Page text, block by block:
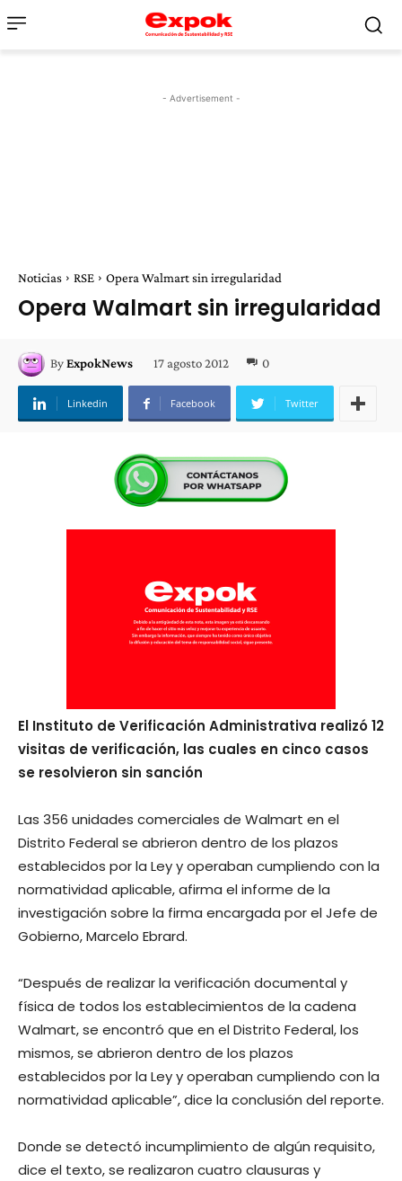
- Advertisement -
Noticias RSE Opera Walmart sin irregularidad
Opera Walmart sin irregularidad
ByExpokNews 17 agosto 2012 0
Linkedin Facebook Twitter
El Instituto de Verificación Administrativa realizó 12
visitas de verificación, las cuales en cinco casos
se resolvieron sin sanción
Las 356 unidades comerciales de Walmart en el
Distrito Federal se abrieron dentro de los plazos
establecidos por la Ley y operaban cumpliendo con la
normatividad aplicable, afirma el informe de la
investigación sobre la firma encargada por el Jefe de
Gobierno, Marcelo Ebrard.
“Después de realizar la verificación documental y
física de todos los establecimientos de la cadena
Walmart, se encontró que en el Distrito Federal, los
mismos, se abrieron dentro de los plazos
establecidos por la Ley y operaban cumpliendo con la
normatividad aplicable”, dice la conclusión del reporte.
Donde se detectó incumplimiento de algún requisito,
dice el texto, se realizaron cuatro clausuras y